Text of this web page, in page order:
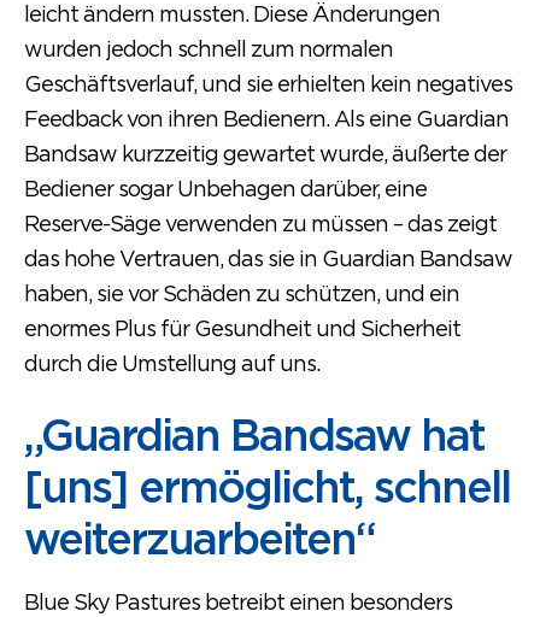
leicht ändern mussten. Diese Änderungen
wurden jedoch schnell zum normalen
Geschäftsverlauf, und sie erhielten kein negatives
Feedback von ihren Bedienern. Als eine Guardian
Bandsaw kurzzeitig gewartet wurde, äußerte der
Bediener sogar Unbehagen darüber, eine
Reserve-Säge verwenden zu müssen – das zeigt
das hohe Vertrauen, das sie in Guardian Bandsaw
haben, sie vor Schäden zu schützen, und ein
enormes Plus für Gesundheit und Sicherheit
durch die Umstellung auf uns.
„Guardian Bandsaw hat
[uns] ermöglicht, schnell
weiterzuarbeiten“
Blue Sky Pastures betreibt einen besonders